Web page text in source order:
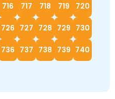
716 717 718 719 720
726 727 728 729 730
736 737 738 739 740